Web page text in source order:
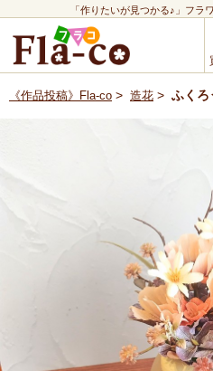
「作りたいが見つかる♪」フラ
《作品投稿》Fla-co > 造花 > ふく